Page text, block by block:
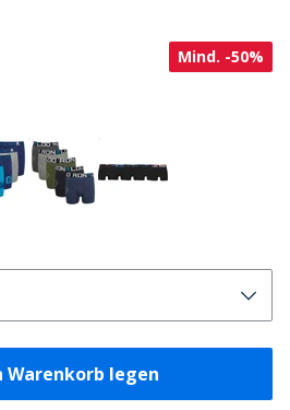
Mind. -50%
Warenkorb legen